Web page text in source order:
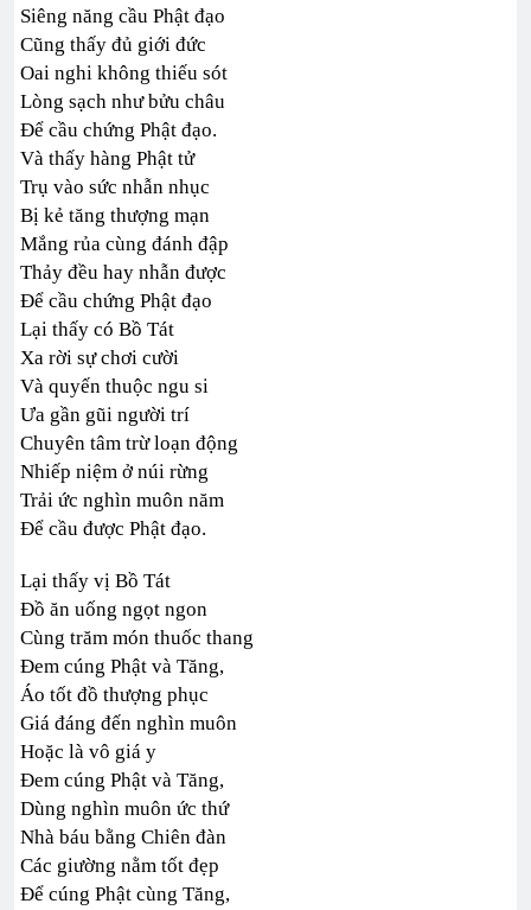
Siêng năng cầu Phật đạo
Cũng thấy đủ giới đức
Oai nghi không thiếu sót
Lòng sạch như bửu châu
Để cầu chứng Phật đạo.
Và thấy hàng Phật tử
Trụ vào sức nhẫn nhục
Bị kẻ tăng thượng mạn
Mắng rủa cùng đánh đập
Thảy đều hay nhẫn được
Để cầu chứng Phật đạo
Lại thấy có Bồ Tát
Xa rời sự chơi cười
Và quyến thuộc ngu si
Ưa gần gũi người trí
Chuyên tâm trừ loạn động
Nhiếp niệm ở núi rừng
Trải ức nghìn muôn năm
Để cầu được Phật đạo.
Lại thấy vị Bồ Tát
Đồ ăn uống ngọt ngon
Cùng trăm món thuốc thang
Đem cúng Phật và Tăng,
Áo tốt đồ thượng phục
Giá đáng đến nghìn muôn
Hoặc là vô giá y
Đem cúng Phật và Tăng,
Dùng nghìn muôn ức thứ
Nhà báu bằng Chiên đàn
Các giường nằm tốt đẹp
Để cúng Phật cùng Tăng,